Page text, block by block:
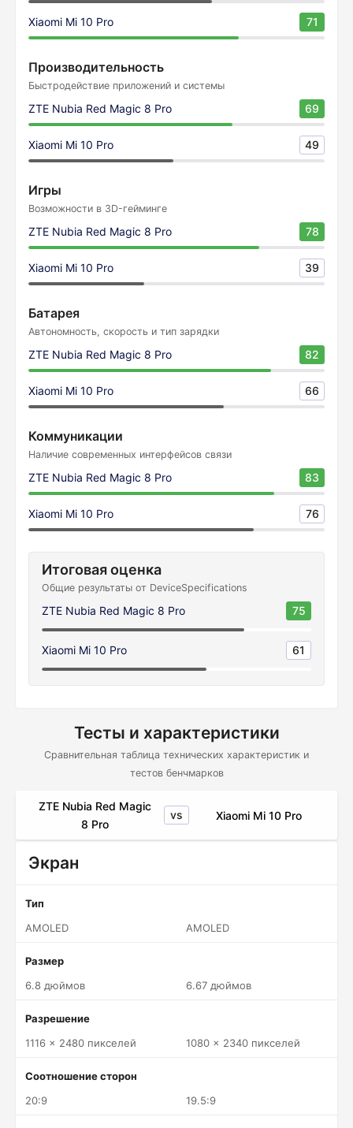
Xiaomi Mi 10 Pro 71
Производительность
Быстродействие приложений и системы
ZTE Nubia Red Magic 8 Pro 69
Xiaomi Mi 10 Pro 49
Игры
Возможности в 3D-гейминге
ZTE Nubia Red Magic 8 Pro 78
Xiaomi Mi 10 Pro 39
Батарея
Автономность, скорость и тип зарядки
ZTE Nubia Red Magic 8 Pro 82
Xiaomi Mi 10 Pro 66
Коммуникации
Наличие современных интерфейсов связи
ZTE Nubia Red Magic 8 Pro 83
Xiaomi Mi 10 Pro 76
Итоговая оценка
Общие результаты от DeviceSpecifications
ZTE Nubia Red Magic 8 Pro 75
Xiaomi Mi 10 Pro 61
Тесты и характеристики
Сравнительная таблица технических характеристик и
тестов бенчмарков
ZTE Nubia Red Magic
8 Pro
vs Xiaomi Mi 10 Pro
Экран
Тип
AMOLED
AMOLED
Размер
6.8 дюймов
6.67 дюймов
Разрешение
1116 x 2480 пикселей
1080 x 2340 пикселей
Соотношение сторон
20:9
19.5:9